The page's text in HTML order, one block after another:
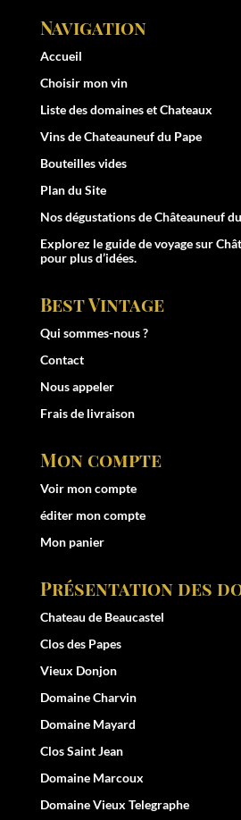
Navigation
Accueil
Choisir mon vin
Liste des domaines et Chateaux
Vins de Chateauneuf du Pape
Bouteilles vides
Plan du Site
Nos dégustations de Châteauneuf
Explorez leguide de voyage sur
pour plus d’idées.
Best Vintage
Qui sommes-nous ?
Contact
Nous appeler
Frais de livraison
Mon compte
Voir mon compte
éditer mon compte
Mon panier
Présentation des
Chateau de Beaucastel
Clos des Papes
Vieux Donjon
Domaine Charvin
Domaine Mayard
Clos Saint Jean
Domaine Marcoux
Domaine Vieux Telegraphe